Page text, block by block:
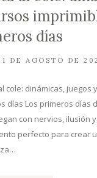
días
DE AGOSTO DE
cole: dinámicas, juegos
días Los primeros días
con nervios, ilusión
perfecto para crear